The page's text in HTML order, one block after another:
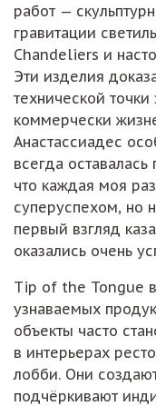
работ —
гравитации
Chandeliers и
Эти изделия
технической
коммерчески
Анастассиадес
всегда
что каждая моя
суперуспехом, но
первый взгляд
оказались очень
Tip of the Tongue
узнаваемых
объекты часто
в интерьерах
лобби. Они
подчёркивают